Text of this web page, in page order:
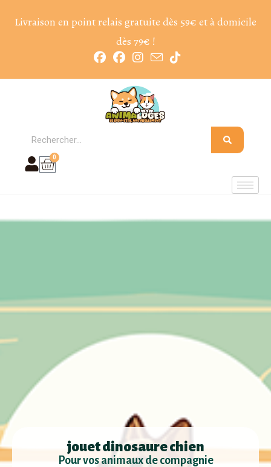
Livraison en point relais gratuite dès 59€ et à domicile
dès 79€ !
0
jouet dinosaure chien
Pour vos animaux de compagnie